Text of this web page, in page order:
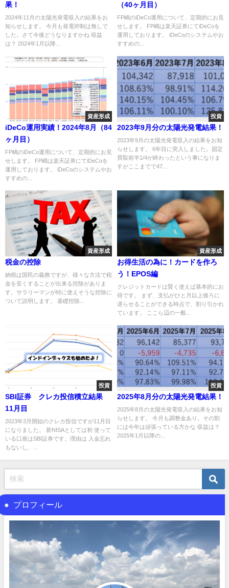
果！
2024年11月の太陽光発電収入の結果をお
知らせします。 今月も発電抑制は無しで
した。さて今後どうなりますかね 収益
は？ 2024年1月以降...
（40ヶ月目）
FP嶋のiDeCo運用について、定期的にお見
せします。 FP嶋は楽天証券にてiDeCoを
運用しております。 iDeCoのシステムやお
すすめの...
資産形成
iDeCo運用実績！2024年8月（84
ヶ月目）
FP嶋のiDeCo運用について、定期的にお見
せします。 FP嶋は楽天証券にてiDeCoを
運用しております。 iDeCoのシステムやお
すすめの...
投資
2023年9月分の太陽光発電結果！
2023年9月の太陽光発電収入の結果をお知
らせします。 6年目に突入しました。固定
買取前半1/4が終わったという事になりま
すがここまでで47...
資産形成
税金の控除
納税は国民の義務ですが、様々な方法で税
金を安くすることが出来る控除がありま
す。サラリーマンが特に使えそうな控除に
ついて説明します。 基礎控除...
資産形成
お得生活の為に！カードを作ろ
う！EPOS編
クレジットカードは賢く使えば基本的にお
得です。 まず、支払がひと月以上後ろに
遅らせることができる時点で、割り引かれ
ています。 ここら辺の一般...
投資
SBI証券 クレカ投信積立結果
11月目
2023年3月開始のクレカ投信ですが11月目
になりました。 新NISAとしては初 使って
いる口座はSBI証券です。理由は 入金忘れ
もないし、...
投資
2025年8月分の太陽光発電結果！
2025年8月の太陽光発電収入の結果をお知
らせします。 今月も調整金あり。その割
には今年は頑張っている方かな 収益は？
2025年1月以降の...
プロフィール